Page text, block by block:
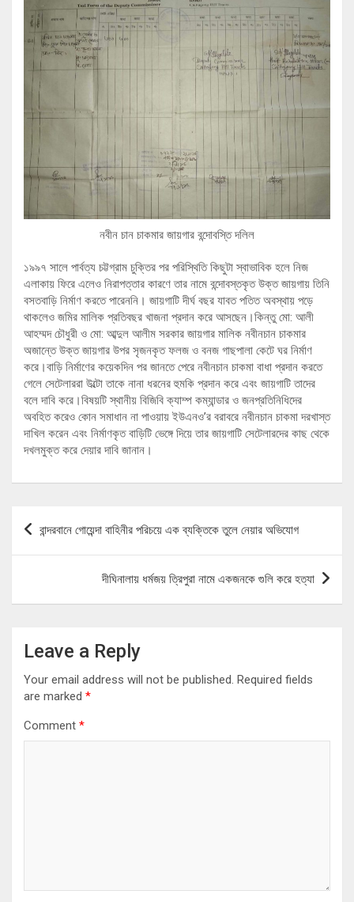
নবীন চান চাকমার জায়গার বন্দোবস্তি দলিল
১৯৯৭ সালে পার্বত্য চট্টগ্রাম চুক্তির পর পরিস্থিতি কিছুটা স্বাভাবিক হলে নিজ
এলাকায় ফিরে এলেও নিরাপত্তার কারণে তার নামে বন্দোবস্তকৃত উক্ত জায়গায় তিনি
বসতবাড়ি নির্মাণ করতে পারেননি। জায়গাটি দীর্ঘ বছর যাবত পতিত অবস্থায় পড়ে
থাকলেও জমির মালিক প্রতিবছর খাজনা প্রদান করে আসছেন।কিন্তু মো: আলী
আহম্মদ চৌধুরী ও মো: আব্দুল আলীম সরকার জায়গার মালিক নবীনচান চাকমার
অজান্তে উক্ত জায়গার উপর সৃজনকৃত ফলজ ও বনজ গাছপালা কেটে ঘর নির্মাণ
করে।বাড়ি নির্মাণের কয়েকদিন পর জানতে পেরে নবীনচান চাকমা বাধা প্রদান করতে
গেলে সেটেলাররা উল্টো তাকে নানা ধরনের হুমকি প্রদান করে এবং জায়গাটি তাদের
বলে দাবি করে।বিষয়টি স্থানীয় বিজিবি ক্যাম্প কম্যান্ডার ও জনপ্রতিনিধিদের
অবহিত করেও কোন সমাধান না পাওয়ায় ইউএনও’র বরাবরে নবীনচান চাকমা দরখাস্ত
দাখিল করেন এবং নির্মাণকৃত বাড়িটি ভেঙ্গে দিয়ে তার জায়গাটি সেটেলারদের কাছ থেকে
দখলমুক্ত করে দেয়ার দাবি জানান।
Post
navigation
বান্দরবানে গোয়েন্দা বাহিনীর পরিচয়ে এক ব্যক্তিকে তুলে নেয়ার অভিযোগ
দীঘিনালায় ধর্মজয় ত্রিপুরা নামে একজনকে গুলি করে হত্যা
Leave a Reply
Your email address will not be published. Required fields
are marked *
Comment *